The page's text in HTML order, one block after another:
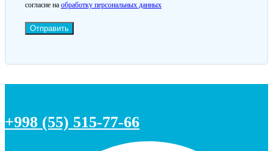
согласие на обработку персональных данных
Отправить
+998 (55) 515-77-66